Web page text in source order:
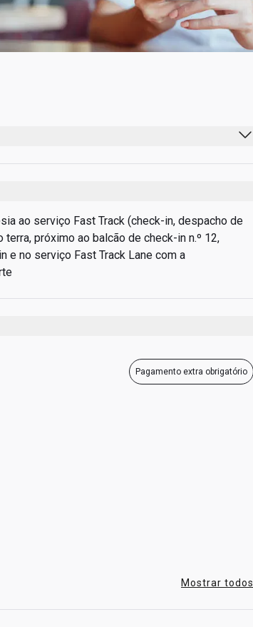
ao serviço Fast Track (check-in, despacho de
próximo ao balcão de check-in n.º 12,
e no serviço Fast Track Lane com a
Pagamento extra obrigatório
Mostrar todos